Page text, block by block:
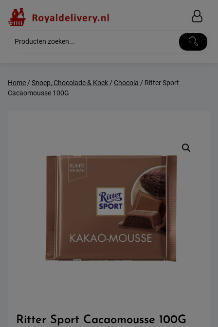
content
Home/ Snoep, Chocolade & Koek/ Chocola / Ritter Sport
Cacaomousse 100G
Ritter Sport Cacaomousse 100G